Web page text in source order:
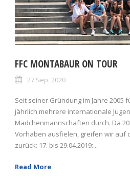
FFC MONTABAUR ON TOUR
27 Sep. 2020
Seit seiner Gründung im Jahre 2005
jährlich mehrere internationale
Mädchenmannschaften durch. Da
Vorhaben ausfielen, greifen wir auf
zurück: 17. bis 29.04.2019:...
Read More